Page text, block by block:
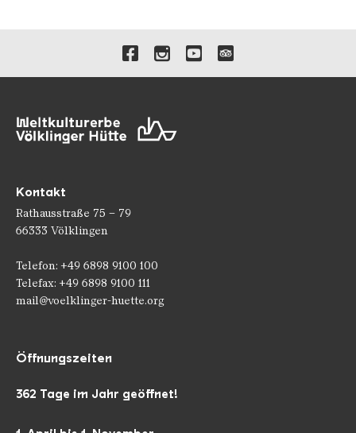
Verlinkungen zu unseren
Kontakt
Rathausstraße 75 – 79
66333 Völklingen
Telefon: +49 6898 9100 100
Telefax: +49 6898 9100 111
mail@voelklinger-huette.org
Öffnungszeiten
362 Tage im Jahr geöffnet!